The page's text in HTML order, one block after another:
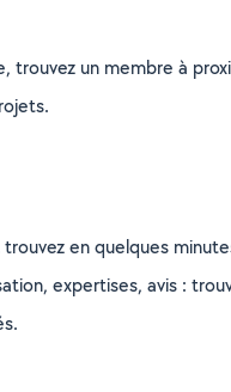
trouvez un membre à
en quelques
expertises, avis :